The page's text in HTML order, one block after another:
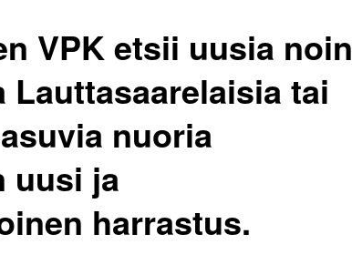
VPK etsii uusia noin
Lauttasaarelaisia tai
nuoria
uusi ja
harrastus.